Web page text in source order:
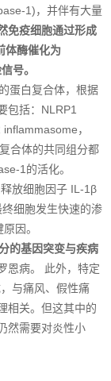
1)，并伴有大量
免疫细胞通过形成
体酶催化为
号。
蛋白复合体，根据
包括：NLRP1
，
合体的共同组分都
1的活化。
放细胞因子 IL-1β
细胞发生快速的渗
因。
的基因突变与疾病
恩病。 此外，特定
与痛风、假性痛
相关。但这其中的
然需要对炎性小